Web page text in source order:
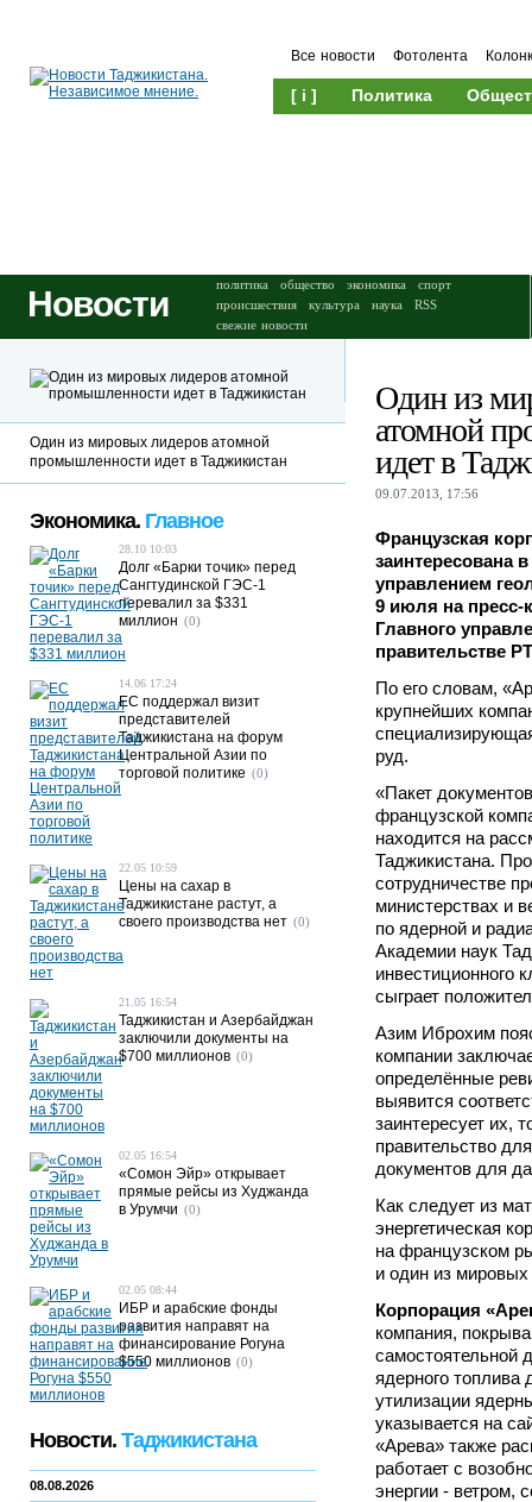
Все новости Фотолента
[ i ] Политика
Новости политика общество экономика
спорт
происшествия
культура наука
RSS
свежие новости
Один из
атомной
идет в
09.07.2013, 17:56
Французская
заинтересована
управлением
9 июля на пресс-
Главного
правительстве
По его словам,
крупнейших
руд.
«Пакет
французской
находится на
Таджикистана.
сотрудничестве
министерствах и
по ядерной и
Академии наук
инвестиционного
сыграет
Азим Иброхим
компании
определённые
выявится
заинтересует их,
правительство
документов для
Как следует из
энергетическая
на французском
и один из
Корпорация
компания,
самостоятельной
ядерного топлива
утилизации
указывается на
«Арева» также
работает с
энергии - ветром,
Один из мировых лидеров атомной
промышленности идет в Таджикистан
Экономика. Главное
28.10 10:03
Долг «Барки точик» перед
Сангтудинской ГЭС-1
перевалил за $331
миллион (0)
14.06 17:24
ЕС поддержал визит
представителей
Таджикистана на форум
Центральной Азии по
торговой политике (0)
22.05 10:59
Цены на сахар в
Таджикистане растут, а
своего производства нет (0)
21.05 16:54
Таджикистан и Азербайджан
заключили документы на
$700 миллионов (0)
02.05 16:54
«Сомон Эйр» открывает
прямые рейсы из Худжанда
в Урумчи (0)
02.05 08:44
ИБР и арабские фонды
развития направят на
финансирование Рогуна
$550 миллионов (0)
Новости. Таджикистана
08.08.2026